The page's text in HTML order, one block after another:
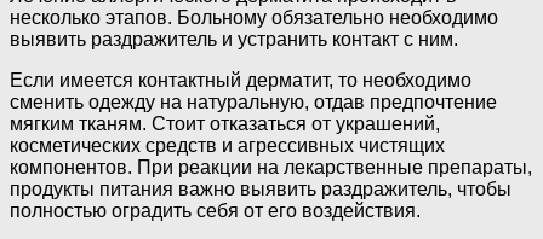
несколько этапов. Больному обязательно необходимо
выявить раздражитель и устранить контакт с ним.
Если имеется контактный дерматит, то необходимо
сменить одежду на натуральную, отдав предпочтение
мягким тканям. Стоит отказаться от украшений,
косметических средств и агрессивных чистящих
компонентов. При реакции на лекарственные препараты,
продукты питания важно выявить раздражитель, чтобы
полностью оградить себя от его воздействия.